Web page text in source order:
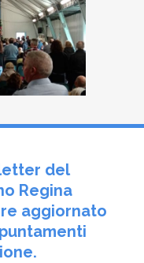
del
Regina
aggiornato